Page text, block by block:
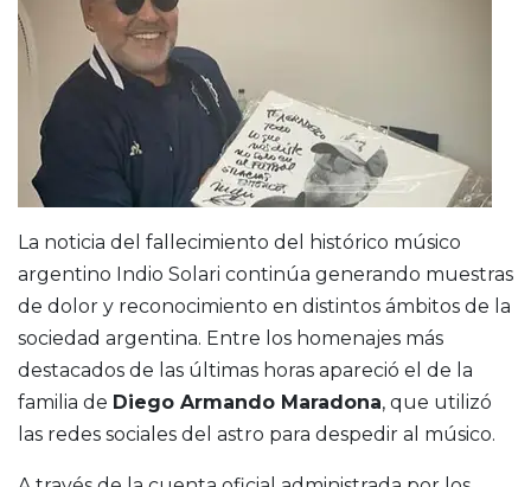
La noticia del fallecimiento del histórico músico
argentino Indio Solari continúa generando muestras
de dolor y reconocimiento en distintos ámbitos de la
sociedad argentina. Entre los homenajes más
destacados de las últimas horas apareció el de la
familia de Diego Armando Maradona, que utilizó
las redes sociales del astro para despedir al músico.